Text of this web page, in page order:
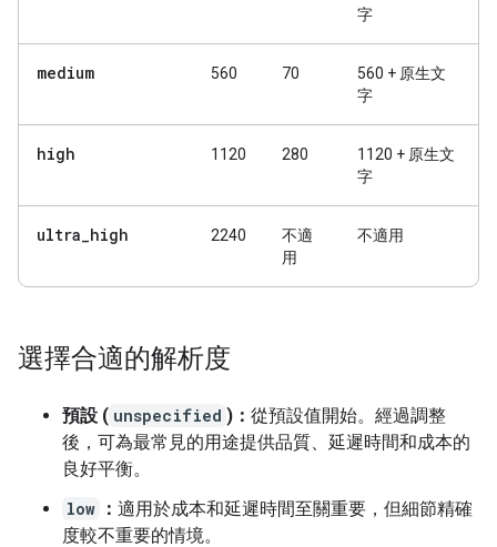
字
medium 560 70
560 + 原生文
字
high 1120 280
1120 + 原生文
字
ultra_high 2240
不適
用
不適用
選擇合適的解析度
預設 ( unspecified )： 從預設值開始。經過調整
後，可為最常見的用途提供品質、延遲時間和成本的
良好平衡。
low ： 適用於成本和延遲時間至關重要，但細節精確
度較不重要的情境。